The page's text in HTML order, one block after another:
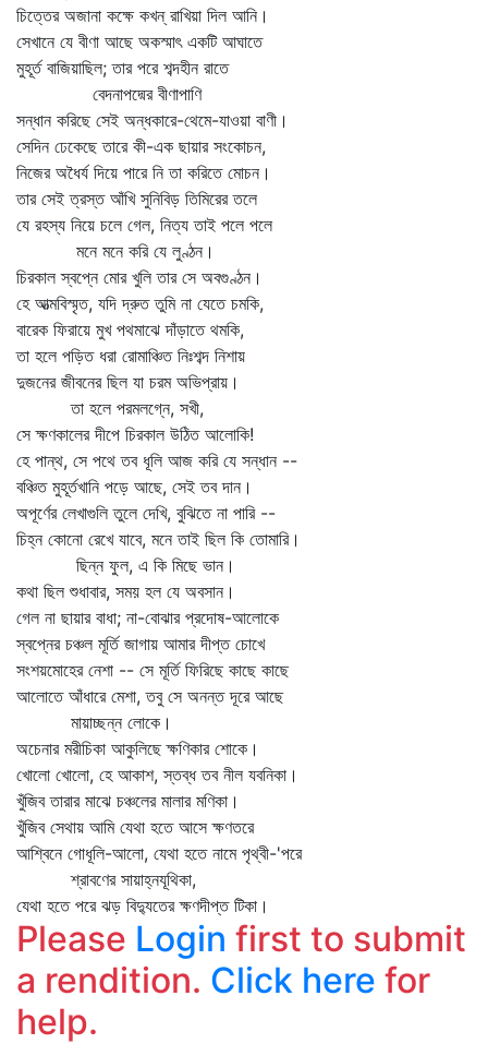
চিত্তের অজানা কক্ষে কখন্‌ রাখিয়া দিল আনি।
সেখানে যে বীণা আছে অকস্মাৎ একটি আঘাতে
মুহূর্ত বাজিয়াছিল; তার পরে শব্দহীন রাতে
বেদনাপদ্মের বীণাপাণি
সন্ধান করিছে সেই অন্ধকারে-থেমে-যাওয়া বাণী।
সেদিন ঢেকেছে তারে কী-এক ছায়ার সংকোচন,
নিজের অধৈর্য দিয়ে পারে নি তা করিতে মোচন।
তার সেই ত্রস্ত আঁখি সুনিবিড় তিমিরের তলে
যে রহস্য নিয়ে চলে গেল, নিত্য তাই পলে পলে
মনে মনে করি যে লুণ্ঠন।
চিরকাল স্বপ্নে মোর খুলি তার সে অবগুণ্ঠন।
হে আত্মবিস্মৃত, যদি দ্রুত তুমি না যেতে চমকি,
বারেক ফিরায়ে মুখ পথমাঝে দাঁড়াতে থমকি,
তা হলে পড়িত ধরা রোমাঞ্চিত নিঃশব্দ নিশায়
দুজনের জীবনের ছিল যা চরম অভিপ্রায়।
তা হলে পরমলগ্নে, সখী,
সে ক্ষণকালের দীপে চিরকাল উঠিত আলোকি!
হে পান্থ, সে পথে তব ধূলি আজ করি যে সন্ধান --
বঞ্চিত মুহূর্তখানি পড়ে আছে, সেই তব দান।
অপূর্ণের লেখাগুলি তুলে দেখি, বুঝিতে না পারি --
চিহ্ন কোনো রেখে যাবে, মনে তাই ছিল কি তোমারি।
ছিন্ন ফুল, এ কি মিছে ভান।
কথা ছিল শুধাবার, সময় হল যে অবসান।
গেল না ছায়ার বাধা; না-বোঝার প্রদোষ-আলোকে
স্বপ্নের চঞ্চল মূর্তি জাগায় আমার দীপ্ত চোখে
সংশয়মোহের নেশা -- সে মূর্তি ফিরিছে কাছে কাছে
আলোতে আঁধারে মেশা, তবু সে অনন্ত দূরে আছে
মায়াচ্ছন্ন লোকে।
অচেনার মরীচিকা আকুলিছে ক্ষণিকার শোকে।
খোলো খোলো, হে আকাশ, স্তব্ধ তব নীল যবনিকা।
খুঁজিব তারার মাঝে চঞ্চলের মালার মণিকা।
খুঁজিব সেথায় আমি যেথা হতে আসে ক্ষণতরে
আশ্বিনে গোধূলি-আলো, যেথা হতে নামে পৃথ্বী-'পরে
শ্রাবণের সায়াহ্নযূথিকা,
যেথা হতে পরে ঝড় বিদ্যুতের ক্ষণদীপ্ত টিকা।
Please Login first to submit
a rendition. Click here for
help.